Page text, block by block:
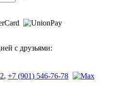
с друзьями:
, +7 (901) 546-76-78